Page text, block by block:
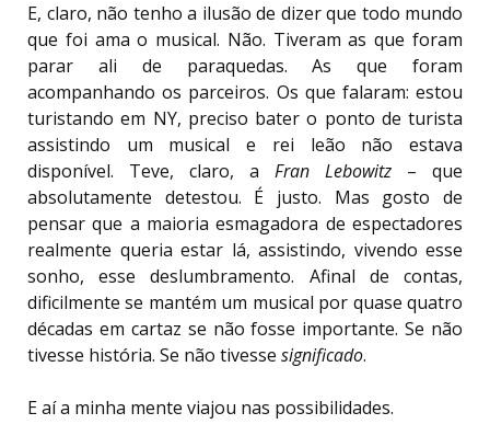
E, claro, não tenho a ilusão de dizer que todo mundo
que foi ama o musical. Não. Tiveram as que foram
parar ali de paraquedas. As que foram
acompanhando os parceiros. Os que falaram: estou
turistando em NY, preciso bater o ponto de turista
assistindo um musical e rei leão não estava
disponível. Teve, claro, a Fran Lebowitz – que
absolutamente detestou. É justo. Mas gosto de
pensar que a maioria esmagadora de espectadores
realmente queria estar lá, assistindo, vivendo esse
sonho, esse deslumbramento. Afinal de contas,
dificilmente se mantém um musical por quase quatro
décadas em cartaz se não fosse importante. Se não
tivesse história. Se não tivesse significado.
E aí a minha mente viajou nas possibilidades.